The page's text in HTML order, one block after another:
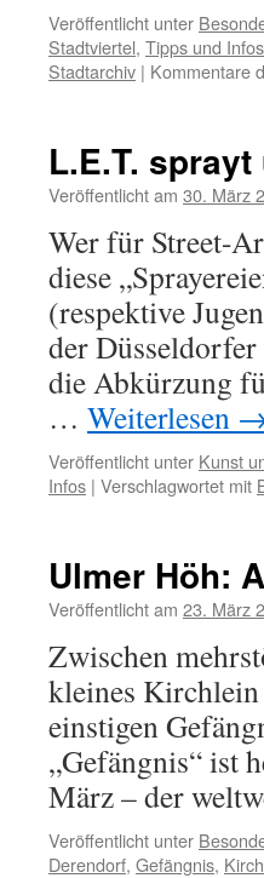
Veröffentlicht unter
Stadtviertel, Tipps und Infos
Stadtarchiv | Kommentare
L.E.T.
Veröffentlicht am 30. März
Wer für Street-
diese
(respektive
der
die Abkürzung
… Weiterlesen
Veröffentlicht unter Kunst
Infos | Verschlagwortet mit
Ulmer Höh:
Veröffentlicht am 23. März
Zwischen
kleines Kirchlein
einstigen
„Gefängnis“ ist
März – der
Veröffentlicht unter
Derendorf, Gefängnis,